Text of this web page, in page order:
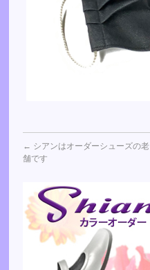
← シアンはオーダーシューズの老
舗です